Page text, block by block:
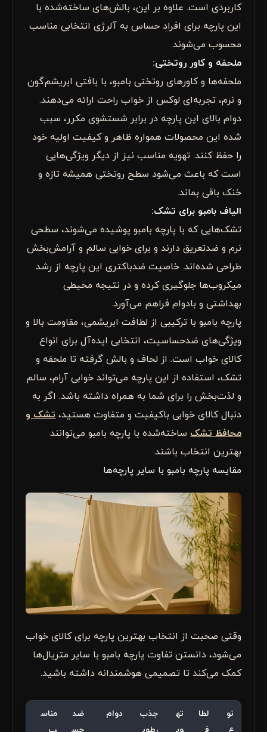
کاربردی است. علاوه بر این، بالش‌های ساخته‌شده با
این پارچه برای افراد حساس به آلرژی انتخابی مناسب
محسوب می‌شوند.
ملحفه و کاور روتختی:
ملحفه‌ها و کاورهای روتختی بامبو، با بافتی ابریشم‌گون
و نرم، تجربه‌ای لوکس از خواب راحت ارائه می‌دهند.
دوام بالای این پارچه در برابر شستشوی مکرر، سبب
شده این محصولات همواره ظاهر و کیفیت اولیه خود
را حفظ کنند. تهویه مناسب نیز از دیگر ویژگی‌هایی
است که باعث می‌شود سطح روتختی همیشه تازه و
خنک باقی بماند.
الیاف بامبو برای تشک:
تشک‌هایی که با پارچه بامبو پوشیده می‌شوند، سطحی
نرم و ضدتعریق دارند و برای خوابی سالم و آرامش‌بخش
طراحی شده‌اند. خاصیت ضدباکتری این پارچه از رشد
میکروب‌ها جلوگیری کرده و در نتیجه محیطی
بهداشتی و بادوام فراهم می‌آورد.
پارچه بامبو با ترکیبی از لطافت ابریشمی، مقاومت بالا و
ویژگی‌های ضدحساسیت، انتخابی ایده‌آل برای انواع
کالای خواب است. از لحاف و بالش گرفته تا ملحفه و
تشک، استفاده از این پارچه می‌تواند خوابی آرام، سالم
و لذت‌بخش را برای شما به همراه داشته باشد. اگر به
دنبال کالای خوابی باکیفیت و متفاوت هستید،تشک و
محافظ تشکساخته‌شده با پارچه بامبو می‌توانند
بهترین انتخاب باشند.
مقایسه پارچه بامبو با سایر پارچه‌ها
وقتی صحبت از انتخاب بهترین پارچه برای کالای خواب
می‌شود، دانستن تفاوت پارچه بامبو با سایر متریال‌ها
کمک می‌کند تا تصمیمی هوشمندانه داشته باشید.
نو
ع
لطا
ف
ته
وی
جذب
رطوب
دوام
ضد
حس
مناس
ب